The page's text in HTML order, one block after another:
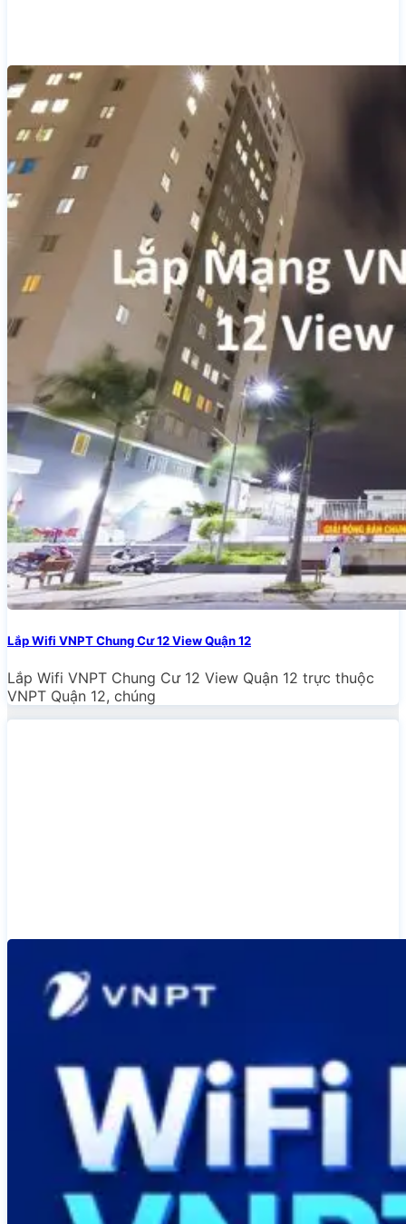
Lắp Wifi VNPT Chung Cư 12 View Quận 12
Lắp Wifi VNPT Chung Cư 12 View Quận 12 trực thuộc
VNPT Quận 12, chúng